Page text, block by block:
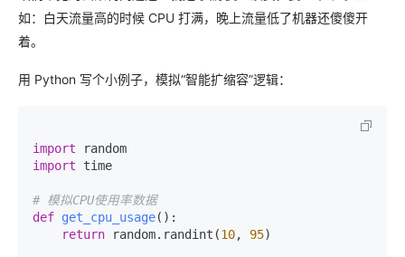
如：白天流量高的时候 CPU 打满，晚上流量低了机器还傻傻开
着。
用 Python 写个小例子，模拟“智能扩缩容”逻辑：
import
import time
# 模拟CPU使用率数据
def get_cpu_usage():
return random.randint(10, 95)